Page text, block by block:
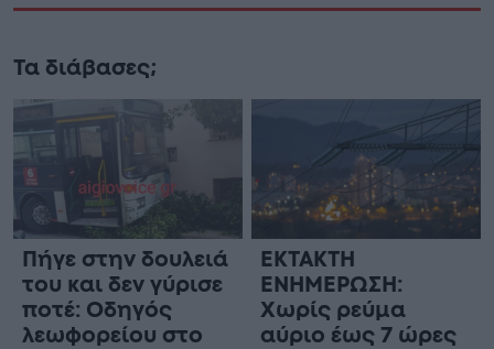
Τα διάβασες;
Πήγε στην δουλειά
του και δεν γύρισε
ποτέ: Οδηγός
λεωφορείου στο
ΕΚΤΑΚΤΗ
ΕΝΗΜΕΡΩΣΗ:
Χωρίς ρεύμα
αύριο έως 7 ώρες